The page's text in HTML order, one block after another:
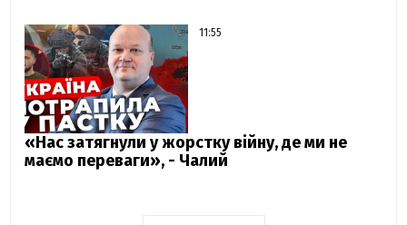
11:55
«Нас затягнули у жорстку війну, де ми не
маємо переваги», - Чалий